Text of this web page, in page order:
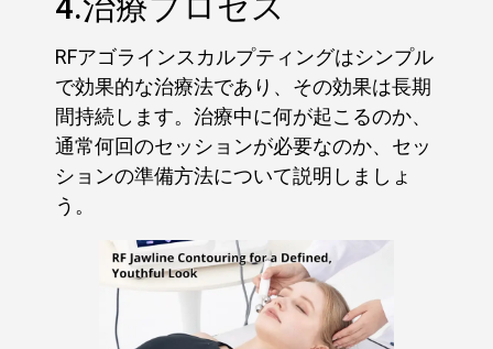
RFアゴラインスカルプティングはシンプル
で効果的な治療法であり、その効果は長期
間持続します。治療中に何が起こるのか、
通常何回のセッションが必要なのか、セッ
ションの準備方法について説明しましょ
う。